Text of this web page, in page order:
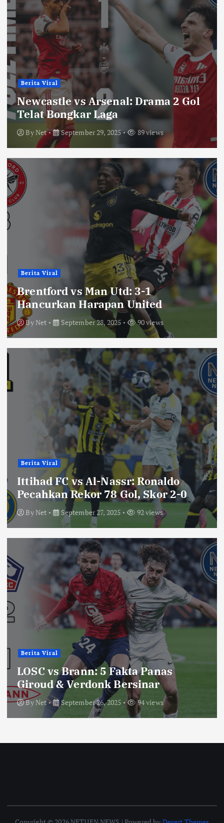
Berita Viral
Newcastle vs Arsenal: Drama 2 Gol
Telat Bongkar Laga
ByNet September 29, 2025 89 views
Berita Viral
Brentford vs Man Utd: 3-1
Hancurkan Harapan United
ByNet September 28, 2025 90 views
Berita Viral
Ittihad FC vs Al-Nassr: Ronaldo
Pecahkan Rekor 78 Gol, Skor 2-0
ByNet September 27, 2025 92 views
Berita Viral
LOSC vs Brann: 5 Fakta Panas
Giroud & Verdonk Bersinar
ByNet September 26, 2025 94 views